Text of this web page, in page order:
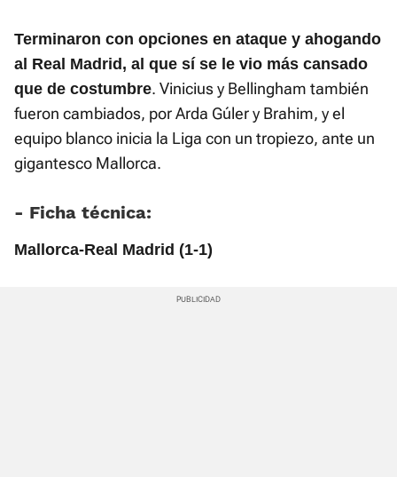
Terminaron con opciones en ataque y ahogando
al Real Madrid, al que sí se le vio más cansado
que de costumbre. Vinicius y Bellingham también
fueron cambiados, por Arda Gúler y Brahim, y el
equipo blanco inicia la Liga con un tropiezo, ante un
gigantesco Mallorca.
- Ficha técnica:
Mallorca-Real Madrid (1-1)